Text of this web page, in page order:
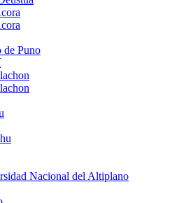
de Puno
Nacional del Altiplano